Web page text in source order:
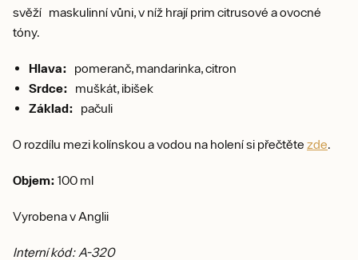
svěží maskulinní vůni, v níž hrají prim citrusové a ovocné
tóny.
Hlava: pomeranč, mandarinka, citron
Srdce: muškát, ibišek
Základ: pačuli
O rozdílu mezi kolínskou a vodou na holení si přečtěte zde
Objem: 100 ml
Vyrobena v Anglii
Interní kód: A-320